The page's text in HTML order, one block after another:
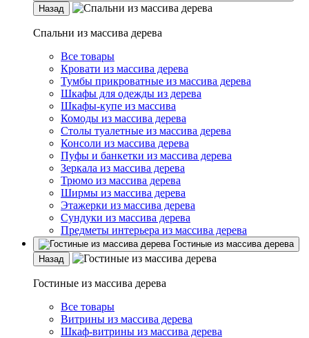
Назад
Спальни из массива дерева
Все товары
Кровати из массива дерева
Тумбы прикроватные из массива дерева
Шкафы для одежды из дерева
Шкафы-купе из массива
Комоды из массива дерева
Столы туалетные из массива дерева
Консоли из массива дерева
Пуфы и банкетки из массива дерева
Зеркала из массива дерева
Трюмо из массива дерева
Ширмы из массива дерева
Этажерки из массива дерева
Сундуки из массива дерева
Предметы интерьера из массива дерева
Гостиные из массива дерева
Назад
Гостиные из массива дерева
Все товары
Витрины из массива дерева
Шкаф-витрины из массива дерева